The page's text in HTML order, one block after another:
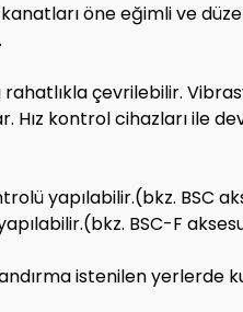
öne eğimli ve
çevrilebilir.
Hız kontrol cihazları ile
yapılabilir.(bkz. BSC
BSC-F
istenilen yerlerde